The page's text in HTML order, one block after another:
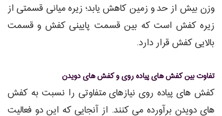
وزن بیش از حد و زمین کاهش یابد؛ زیره میانی قسمتی از
زیره کفش است که بین قسمت پایینی کفش و قسمت
بالایی کفش قرار دارد.
تفاوت بین کفش های پیاده روی و کفش های دویدن
کفش های پیاده روی نیازهای متفاوتی را نسبت به کفش
های دویدن برآورده می کنند. از آنجایی که این دو فعالیت